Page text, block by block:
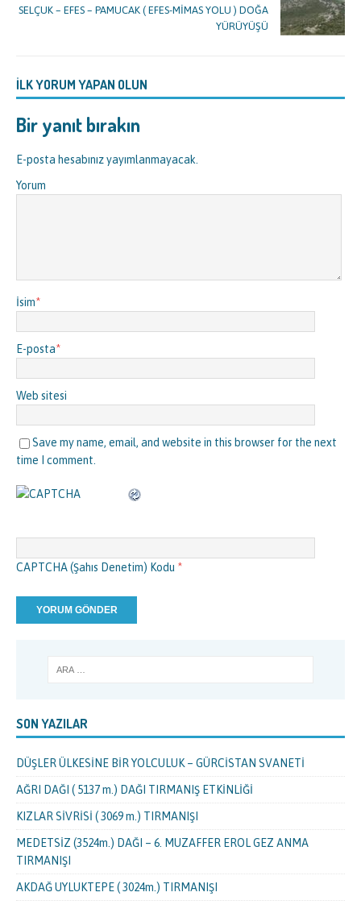
SELÇUK – EFES – PAMUCAK ( EFES-MİMAS YOLU ) DOĞA
YÜRÜYÜŞÜ
İLK YORUM YAPAN OLUN
Bir yanıt bırakın
E-posta hesabınız yayımlanmayacak.
Yorum
İsim*
E-posta*
Web sitesi
Save my name, email, and website in this browser for the next
time I comment.
CAPTCHA (Şahıs Denetim) Kodu *
SON YAZILAR
DÜŞLER ÜLKESİNE BİR YOLCULUK – GÜRCİSTAN SVANETİ
AĞRI DAĞI ( 5137 m.) DAĞI TIRMANIŞ ETKİNLİĞİ
KIZLAR SİVRİSİ ( 3069 m.) TIRMANIŞI
MEDETSİZ (3524m.) DAĞI – 6. MUZAFFER EROL GEZ ANMA
TIRMANIŞI
AKDAĞ UYLUKTEPE ( 3024m.) TIRMANIŞI